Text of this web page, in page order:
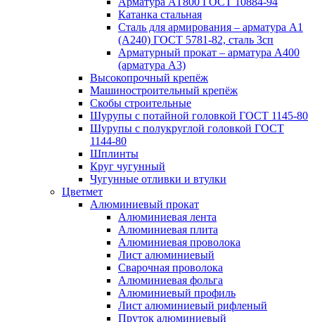
Катанка стальная
Сталь для армирования – арматура А1
(А240) ГОСТ 5781-82, сталь 3сп
Арматурный прокат – арматура А400
(арматура А3)
Высокопрочный крепёж
Машиностроительный крепёж
Скобы строительные
Шурупы с потайной головкой ГОСТ 1145-80
Шурупы с полукруглой головкой ГОСТ
1144-80
Шплинты
Круг чугунный
Чугунные отливки и втулки
Цветмет
Алюминиевый прокат
Алюминиевая лента
Алюминиевая плита
Алюминиевая проволока
Лист алюминиевый
Сварочная проволока
Алюминиевая фольга
Алюминиевый профиль
Лист алюминиевый рифленый
Пруток алюминиевый